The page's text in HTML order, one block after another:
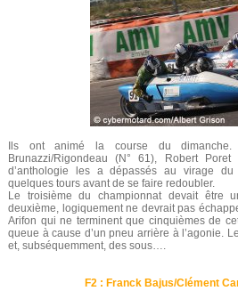
Ils ont animé la course du
Brunazzi/Rigondeau (N° 61), Robert
d’anthologie les a dépassés au virage du
quelques tours avant de se faire redoubler.
Le troisième du championnat devait être
deuxième, logiquement ne devrait pas
Arifon qui ne terminent que cinquièmes de
queue à cause d’un pneu arrière à l’agonie.
et, subséquemment, des sous….
F2 : Franck Bajus/Clément